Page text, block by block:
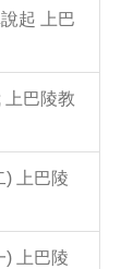
起 上巴
上巴陵教
) 上巴陵
) 上巴陵